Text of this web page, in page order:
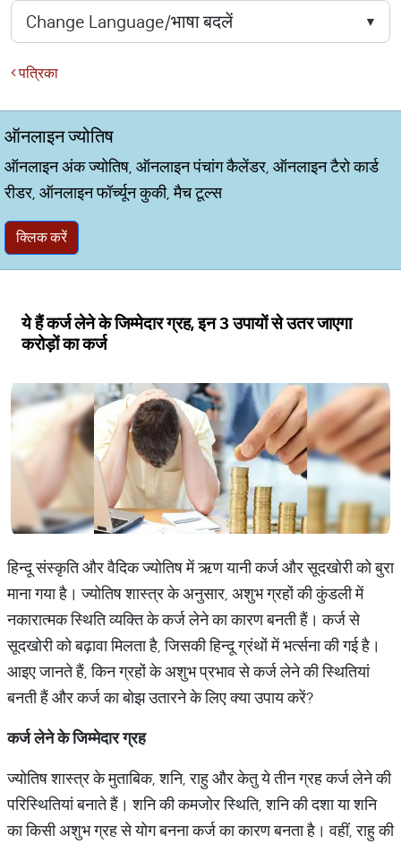
पत्रिका
ऑनलाइन ज्योतिष
ऑनलाइन अंक ज्योतिष, ऑनलाइन पंचांग कैलेंडर, ऑनलाइन टैरो कार्ड
रीडर, ऑनलाइन फॉर्च्यून कुकी, मैच टूल्स
क्लिक करें
ये हैं कर्ज लेने के जिम्मेदार ग्रह, इन 3 उपायों से उतर जाएगा
करोड़ों का कर्ज
हिन्दू संस्कृति और वैदिक ज्योतिष में ऋण यानी कर्ज और सूदखोरी को बुरा
माना गया है। ज्योतिष शास्त्र के अनुसार, अशुभ ग्रहों की कुंडली में
नकारात्मक स्थिति व्यक्ति के कर्ज लेने का कारण बनती हैं। कर्ज से
सूदखोरी को बढ़ावा मिलता है, जिसकी हिन्दू ग्रंथों में भर्त्सना की गई है।
आइए जानते हैं, किन ग्रहों के अशुभ प्रभाव से कर्ज लेने की स्थितियां
बनती हैं और कर्ज का बोझ उतारने के लिए क्या उपाय करें?
कर्जलेनेकेजिम्मेदारग्रह
ज्योतिष शास्त्र के मुताबिक, शनि, राहु और केतु ये तीन ग्रह कर्ज लेने की
परिस्थितियां बनाते हैं। शनि की कमजोर स्थिति, शनि की दशा या शनि
का किसी अशुभ ग्रह से योग बनना कर्ज का कारण बनता है। वहीं, राहु की